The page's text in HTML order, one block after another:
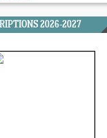
2026-2027